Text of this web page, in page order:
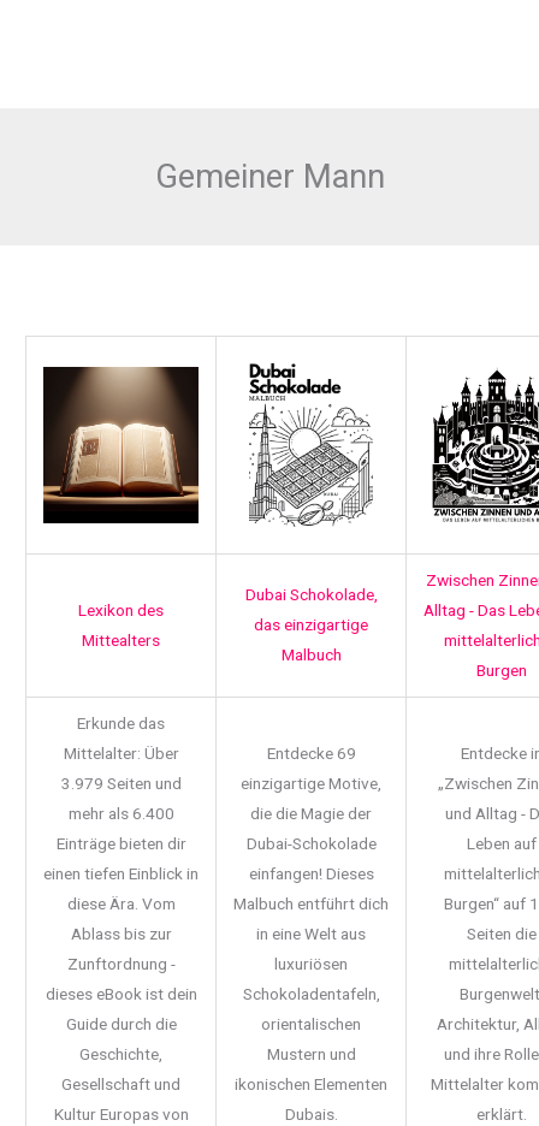
Gemeiner Mann
Lexikon des
Mittealters
Dubai Schokolade,
das einzigartige
Malbuch
Zwischen
Alltag - Das
Burgen
Erkunde das
Mittelalter: Über
3.979 Seiten und
mehr als 6.400
Einträge bieten dir
einen tiefen Einblick in
diese Ära. Vom
Ablass bis zur
Zunftordnung -
dieses eBook ist dein
Guide durch die
Geschichte,
Gesellschaft und
Kultur Europas von
Entdecke 69
einzigartige Motive,
die die Magie der
Dubai-Schokolade
einfangen! Dieses
Malbuch entführt dich
in eine Welt aus
luxuriösen
Schokoladentafeln,
orientalischen
Mustern und
ikonischen Elementen
Dubais.
Entdecke
„Zwischen
und Alltag -
Leben auf
Burgen“ auf
Seiten die
Architektur,
und ihre
Mittelalter
erklärt.